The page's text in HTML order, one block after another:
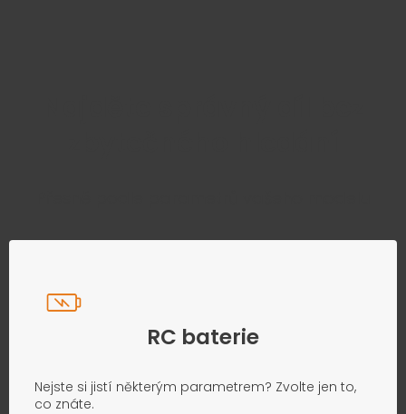
RC baterie
Nejste si jistí některým parametrem? Zvolte jen to,
co znáte.